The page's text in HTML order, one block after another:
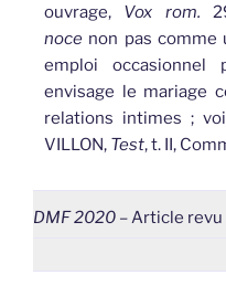
ouvrage, Vox rom.
noce non pas comme
emploi
envisage le mariage
relations intimes ;
VILLON, Test, t. II,
DMF 2020 – Article revu